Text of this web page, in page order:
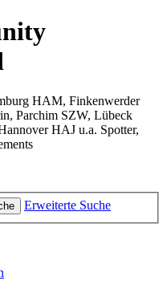
HAM, Finkenwerder
Parchim SZW, Lübeck
HAJ u.a. Spotter,
Erweiterte Suche